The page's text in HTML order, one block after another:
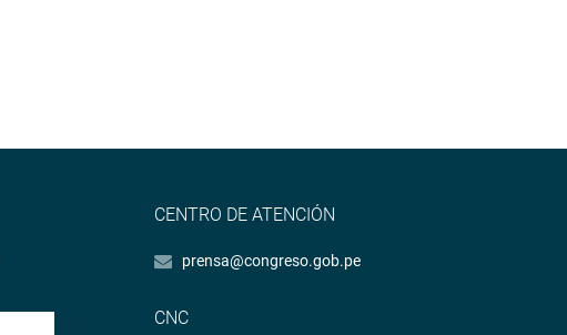
CENTRO DE ATENCIÓN
prensa@congreso.gob.pe
CNC